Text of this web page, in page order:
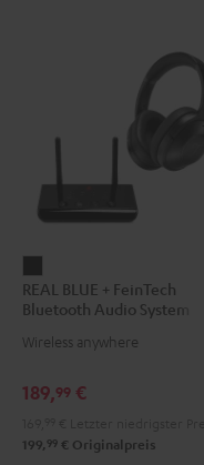
BLUE
+
FeinTech
Audio
Night
REAL BLUE + FeinTech
Bluetooth Audio System
Wireless anywhere
189,99 €
199, 99 € Originalpreis